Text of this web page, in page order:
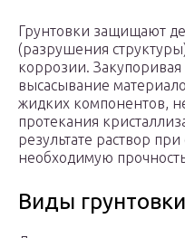
Грунтовки защищают
(разрушения
коррозии.
высасывание
жидких компонентов,
протекания
результате раствор
необходимую
Виды грунтовки